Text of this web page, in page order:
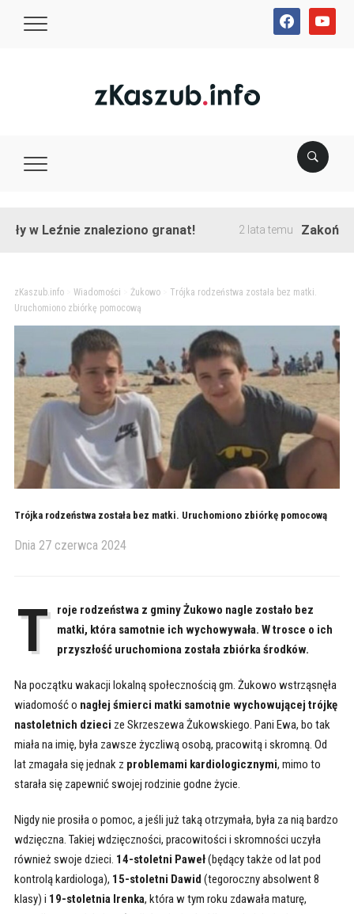
facebookyoutube
w Leźnie znaleziono granat! 2 lata temu
zKaszub.info> Wiadomości Żukowo> Trójka rodzeństwa została bez matki.
Uruchomiono zbiórkę pomocową
Trójka rodzeństwa została bez matki. Uruchomiono zbiórkę pomocową
Dnia 27 czerwca 2024
T
roje rodzeństwa z gminy Żukowo nagle zostało bez
matki, która samotnie ich wychowywała. W trosce o ich
przyszłość uruchomiona została zbiórka środków.
Na początku wakacji lokalną społecznością gm. Żukowo wstrząsnęła
wiadomość o nagłej śmierci matki samotnie wychowującej trójkę
nastoletnich dzieci ze Skrzeszewa Żukowskiego. Pani Ewa, bo tak
miała na imię, była zawsze życzliwą osobą, pracowitą i skromną. Od
lat zmagała się jednak z problemami kardiologicznymi, mimo to
starała się zapewnić swojej rodzinie godne życie.
Nigdy nie prosiła o pomoc, a jeśli już taką otrzymała, była za nią bardzo
wdzięczna. Takiej wdzięczności, pracowitości i skromności uczyła
również swoje dzieci. 14-stoletni Paweł(będący także od lat pod
kontrolą kardiologa), 15-stoletni Dawid (tegoroczny absolwent 8
klasy) i 19-stoletnia Irenka, która w tym roku zdawała maturę,